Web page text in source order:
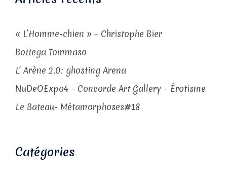
« L’Homme-chien » – Christophe Bier
Bottega Tommaso
L’ Arène 2.0: ghosting Arena
NuDeOExpo4 – Concorde Art Gallery – Érotisme
Le Bateau- Métamorphoses#18
Catégories